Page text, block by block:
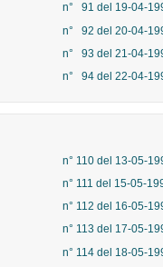
n° 91 del 19-04-
n° 92 del 20-04-
n° 93 del 21-04-
n° 94 del 22-04-
n° 110 del 13-05-
n° 111 del 15-05-
n° 112 del 16-05-
n° 113 del 17-05-
n° 114 del 18-05-